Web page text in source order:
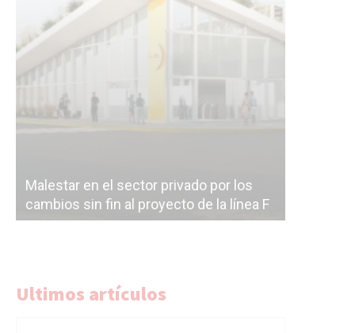
Malestar en el sector privado por los
cambios sin fin al proyecto de la línea F
Ultimos artículos